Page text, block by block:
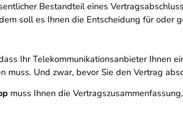
Bestandteil eines
soll es Ihnen die Entscheidung für oder
Ihr Telekommunikationsanbieter Ihnen
muss. Und zwar, bevor Sie den Vertrag
muss Ihnen die